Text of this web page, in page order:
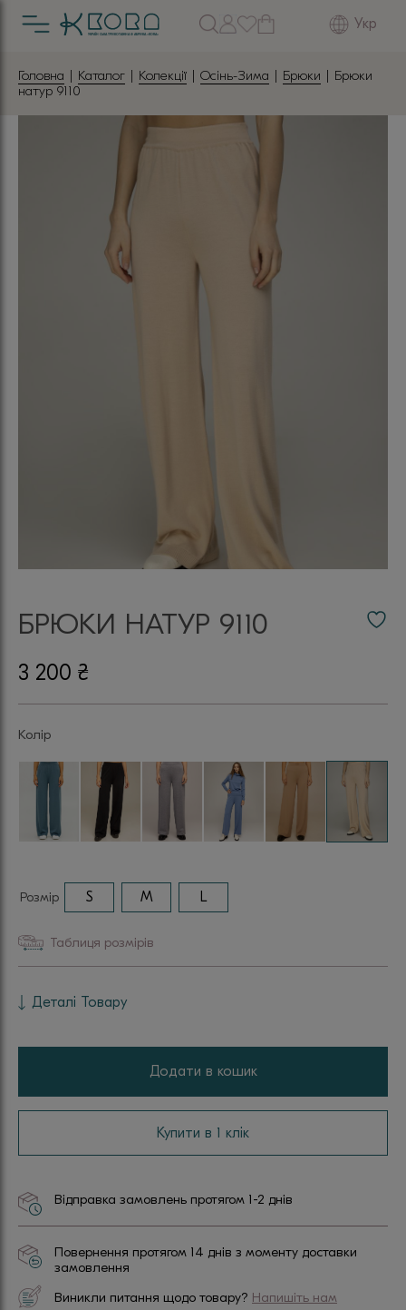
Укр
Головна | Каталог | Колекції | Осінь-Зима | Брюки | Брюки
натур 9110
БРЮКИ НАТУР 9110
3 200 ₴
Колір
Розмір S M L
Таблиця розмірів
Деталі Товару
Додати в кошик
Купити в 1 клік
Відправка замовлень протягом 1-2 днів
Повернення протягом 14 днів з моменту доставки
замовлення
Виникли питання щодо товару? Напишіть нам